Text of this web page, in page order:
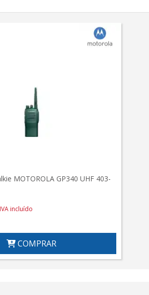
MOTOROLA GP340 UHF 403-
IVA incluído
COMPRAR